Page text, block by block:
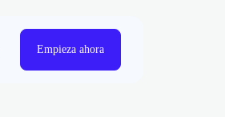
Empieza ahora